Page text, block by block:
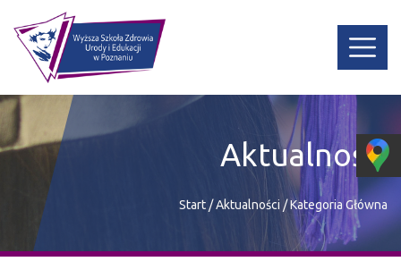
Aktualności
Start/Aktualności/Kategoria Główna